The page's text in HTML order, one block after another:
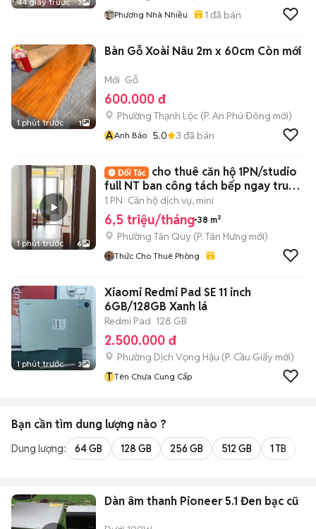
3
Phương Nhà Nhiều 1 đã bán
1 phút trước 1
Bàn Gỗ Xoài Nâu 2m x 60cm Còn mới
Mới Gỗ
600.000 đ
Phường Thạnh Lộc (P. An Phú Đông mới)
AAnh Bảo 5.0 3 đã bán
1 phút trước 6
cho thuê căn hộ 1PN/studio
full NT ban công tách bếp ngay trung
tâm Q7
1 PN Căn hộ dịch vụ, mini
6,5 triệu/tháng 38 m²
Phường Tân Quy (P. Tân Hưng mới)
Thức Cho Thuê Phòng
1 phút trước 3
Xiaomi Redmi Pad SE 11 inch
6GB/128GB Xanh lá
Redmi Pad 128 GB
2.500.000 đ
Phường Dịch Vọng Hậu (P. Cầu Giấy mới)
T Tên Chưa Cung Cấp
Bạn cần tìm dung lượng nào ?
Dung lượng: 64 GB 128 GB 256 GB 512 GB 1 TB
Dàn âm thanh Pioneer 5.1 Đen bạc cũ